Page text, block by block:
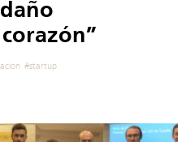
#startup